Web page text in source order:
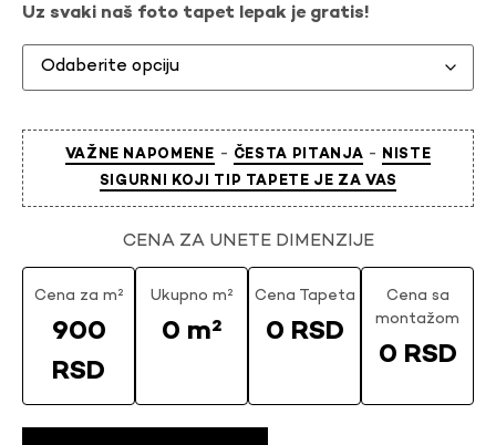
Uz svaki naš foto tapet lepak je gratis!
VAŽNE NAPOMENE - ČESTA PITANJA - NISTE
SIGURNI KOJI TIP TAPETE JE ZA VAS
CENA ZA UNETE DIMENZIJE
Cena za m²
900
RSD
Ukupno m²
0 m²
Cena Tapeta
0 RSD
Cena sa
montažom
0 RSD